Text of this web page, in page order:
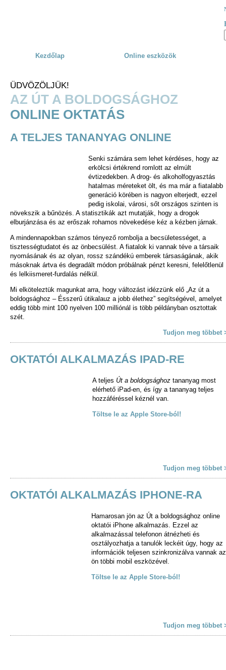
Kezdőlap Online eszközök
ÜDVÖZÖLJÜK!
AZ ÚT A BOLDOGSÁGHOZ
ONLINE OKTATÁS
A TELJES TANANYAG ONLINE
Senki számára sem lehet kérdéses, hogy az
erkölcsi értékrend romlott az elmúlt
évtizedekben. A drog- és alkoholfogyasztás
hatalmas méreteket ölt, és ma már a fiatalabb
generáció körében is nagyon elterjedt, ezzel
pedig iskolai, városi, sőt országos szinten is
növekszik a bűnözés. A statisztikák azt mutatják, hogy a drogok
elburjánzása és az erőszak rohamos növekedése kéz a kézben járnak.
A mindennapokban számos tényező rombolja a becsületességet, a
tisztességtudatot és az önbecsülést. A fiatalok ki vannak téve a társaik
nyomásának és az olyan, rossz szándékú emberek társaságának, akik
másoknak ártva és degradált módon próbálnak pénzt keresni, felelőtlenül
és lelkiismeret-furdalás nélkül.
Mi elköteleztük magunkat arra, hogy változást idézzünk elő „Az út a
boldogsághoz – Ésszerű útikalauz a jobb élethez” segítségével, amelyet
eddig több mint 100 nyelven 100 milliónál is több példányban osztottak
szét.
Tudjon meg többet
OKTATÓI ALKALMAZÁS IPAD-RE
A teljes Út a boldogsághoz tananyag most
elérhető iPad-en, és így a tananyag teljes
hozzáféréssel kéznél van.
Töltse le az Apple Store-ból!
Tudjon meg többet
OKTATÓI ALKALMAZÁS IPHONE-RA
Hamarosan jön az Út a boldogsághoz online
oktatói iPhone alkalmazás. Ezzel az
alkalmazással telefonon átnézheti és
osztályozhatja a tanulók leckéit úgy, hogy az
információk teljesen szinkronizálva vannak az
ön többi mobil eszközével.
Töltse le az Apple Store-ból!
Tudjon meg többet